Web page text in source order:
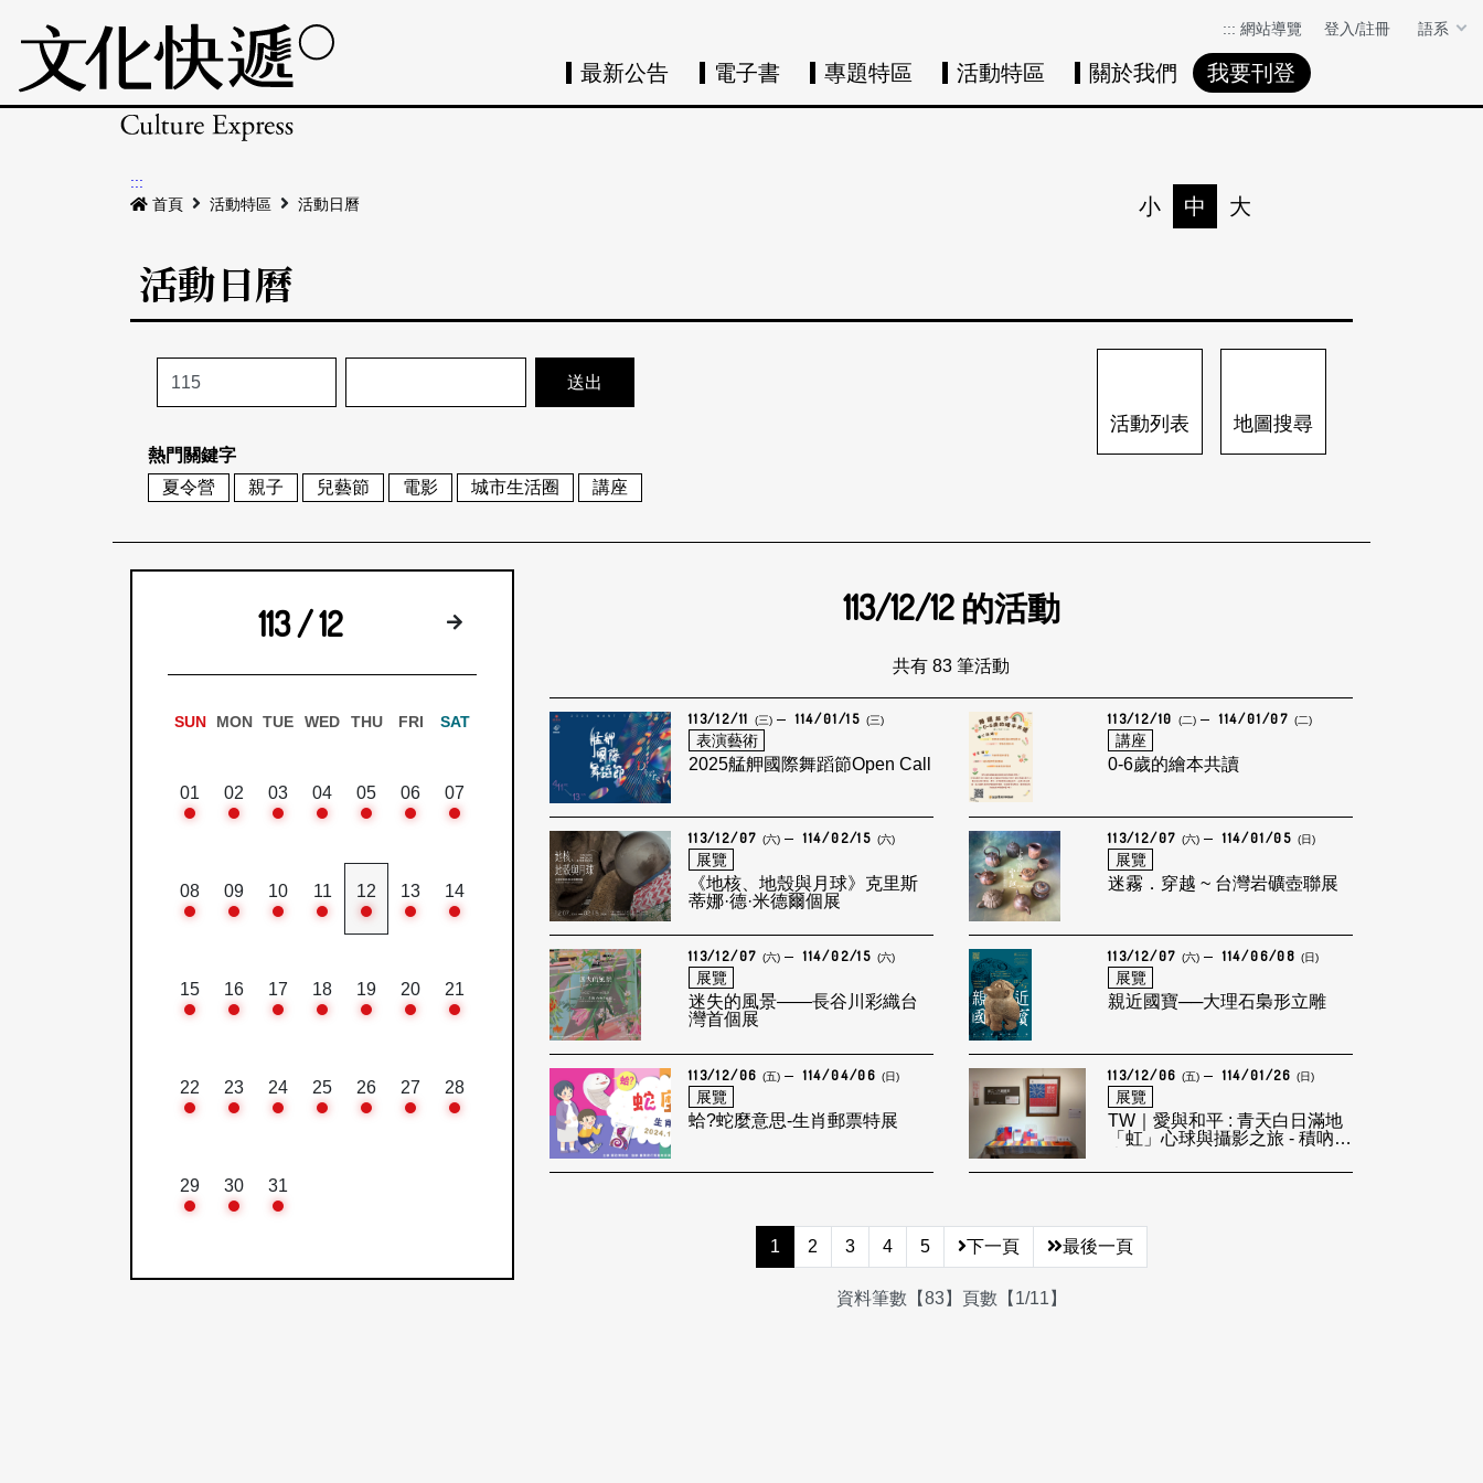
::: 網站導覽 登入/註冊 語系
最新公告 電子書 專題特區 活動特區 關於我們 我要刊登
:::
首頁
活動特區 活動日曆 小 中 大
活動日曆
熱門關鍵字
夏令營
親子 兒藝節 電影 城市生活圈 講座
活動列表 地圖搜尋
113 / 12 下個月
SUN MON TUE WED THU FRI SAT
01 02 03 04 05 06 07
08 09 10 11 12 13 14
15 16 17 18 19 20 21
22 23 24 25 26 27 28
29 30 31
113/12/12 的活動
共有 83 筆活動
113/12/11 (三) 114/01/15 (三)
表演藝術
2025艋舺國際舞蹈節Open Call
113/12/10 (二) 114/01/07 (二)
講座
0-6歲的繪本共讀
113/12/07 (六) 114/02/15 (六)
展覽
《地核、地殼與月球》克里斯
蒂娜·德·米德爾個展
113/12/07 (六) 114/01/05 (日)
展覽
迷霧．穿越 ~ 台灣岩礦壺聯展
113/12/07 (六) 114/02/15 (六)
展覽
迷失的風景——長谷川彩織台
灣首個展
113/12/07 (六) 114/06/08 (日)
展覽
親近國寶──大理石梟形立雕
113/12/06 (五) 114/04/06 (日)
展覽
蛤?蛇麼意思-生肖郵票特展
113/12/06 (五) 114/01/26 (日)
展覽
TW｜愛與和平 : 青天白日滿地
「虹」心球與攝影之旅 - 積吶虹
1 2 3 4 5 下一頁 最後一頁
資料筆數【83】頁數【1/11】